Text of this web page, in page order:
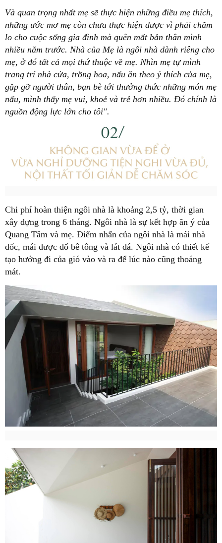
Và quan trọng nhất mẹ sẽ thực hiện những điều mẹ thích,
những ước mơ mẹ còn chưa thực hiện được vì phải chăm
lo cho cuộc sống gia đình mà quên mất bản thân mình
nhiều năm trước. Nhà của Mẹ là ngôi nhà dành riêng cho
mẹ, ở đó tất cả mọi thứ thuộc về mẹ. Nhìn mẹ tự mình
trang trí nhà cửa, trồng hoa, nấu ăn theo ý thích của mẹ,
gặp gỡ người thân, bạn bè tới thưởng thức những món mẹ
nấu, mình thấy mẹ vui, khoẻ và trẻ hơn nhiều. Đó chính là
nguồn động lực lớn cho tôi".
Chi phí hoàn thiện ngôi nhà là khoảng 2,5 tỷ, thời gian
xây dựng trong 6 tháng. Ngôi nhà là sự kết hợp ăn ý của
Quang Tâm và mẹ. Điểm nhấn của ngôi nhà là mái nhà
dốc, mái được đổ bê tông và lát đá. Ngôi nhà có thiết kế
tạo hướng đi của gió vào và ra để lúc nào cũng thoáng
mát.